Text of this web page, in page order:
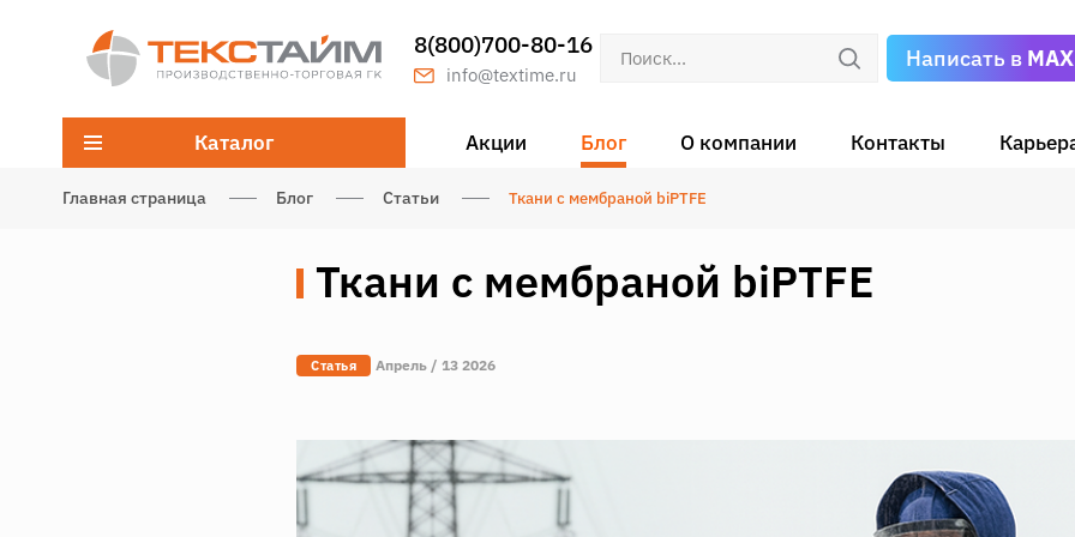
8(800)700-80-16
info@textime.ru
Написать в MAX
Каталог Акции Блог О компании Контакты
Главная страница Блог Статьи Ткани с мембраной biPTFE
Ткани с мембраной biPTFE
Статья Апрель / 13 2026